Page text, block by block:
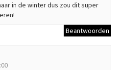
in de winter dus zou dit super
Beantwoorden